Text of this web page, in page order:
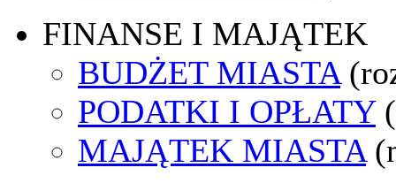
FINANSE I MAJĄTEK
BUDŻET MIASTA
PODATKI I OPŁATY
MAJĄTEK MIASTA